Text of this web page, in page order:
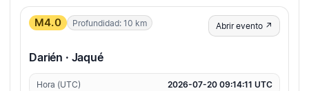
M4.0 Profundidad: 10 km Abrir evento ↗
Darién · Jaqué
Hora (UTC) 2026-07-20 09:14:11 UTC